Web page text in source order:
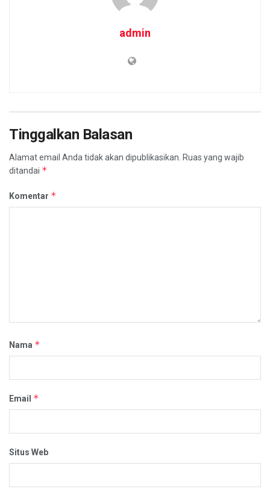
admin
Tinggalkan Balasan
Alamat email Anda tidak akan dipublikasikan. Ruas yang wajib
ditandai *
Komentar *
Nama *
Email *
Situs Web